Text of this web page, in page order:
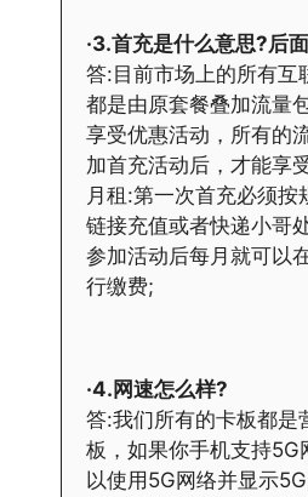
·3.首充是什么意思?后
答:目前市场上的所有互
都是由原套餐叠加流量
享受优惠活动，所有的
加首充活动后，才能享
月租:第一次首充必须按
链接充值或者快递小哥
参加活动后每月就可以
行缴费;
·4.网速怎么样?
答:我们所有的卡板都是
板，如果你手机支持5G
以使用5G网络并显示